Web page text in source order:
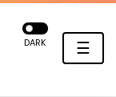
☰
DARK